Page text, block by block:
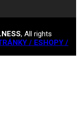
, All rights
/ ESHOPY /